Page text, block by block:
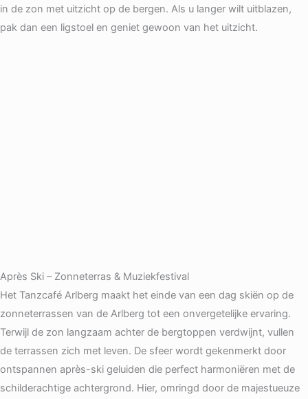
in de zon met uitzicht op de bergen. Als u langer wilt uitblazen,
pak dan een ligstoel en geniet gewoon van het uitzicht.
Après Ski – Zonneterras & Muziekfestival
Het Tanzcafé Arlberg maakt het einde van een dag skiën op de
zonneterrassen van de Arlberg tot een onvergetelijke ervaring.
Terwijl de zon langzaam achter de bergtoppen verdwijnt, vullen
de terrassen zich met leven. De sfeer wordt gekenmerkt door
ontspannen après-ski geluiden die perfect harmoniëren met de
schilderachtige achtergrond. Hier, omringd door de majestueuze